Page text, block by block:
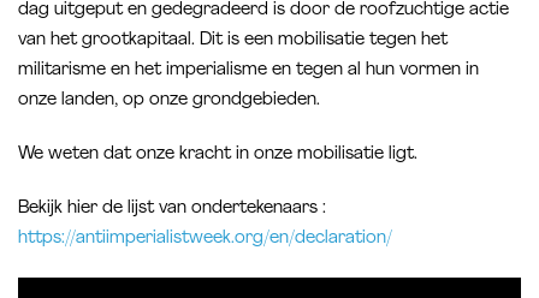
dag uitgeput en gedegradeerd is door de roofzuchtige actie
van het grootkapitaal. Dit is een mobilisatie tegen het
militarisme en het imperialisme en tegen al hun vormen in
onze landen, op onze grondgebieden.
We weten dat onze kracht in onze mobilisatie ligt.
Bekijk hier de lijst van ondertekenaars :
https://antiimperialistweek.org/en/declaration/